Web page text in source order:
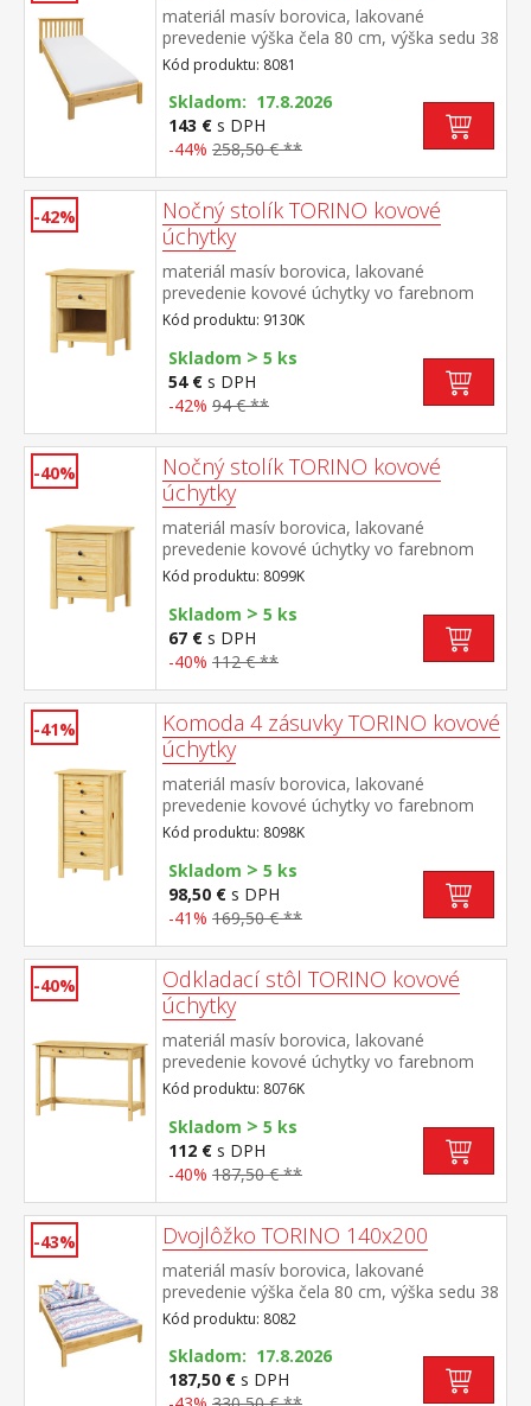
materiál masív borovica, lakované
prevedenie výška čela 80 cm, výška sedu 38
cm, cena bez roštu a matraca minimálna
odporúčaná výška matraca 15 cm
odporúčaný rozmer matraca 90 × 200 cm a
rošt R1 odporúčaná nosnosť do 120 kg
Kód produktu: 8081
Skladom: 17.8.2026
143 € s DPH
-44% 258,50 € **
-42%
Nočný stolík TORINO kovové
úchytky
materiál masív borovica, lakované
prevedenie kovové úchytky vo farebnom
prevedení černená mosadz jedna zásuvka s
kovovými pojazdmi
Kód produktu: 9130K
Skladom > 5 ks
54 € s DPH
-42% 94 € **
-40%
Nočný stolík TORINO kovové
úchytky
materiál masív borovica, lakované
prevedenie kovové úchytky vo farebnom
prevedení černená
mosadz 2 zásuvky s kovovými pojazdmi
Kód produktu: 8099K
Skladom > 5 ks
67 € s DPH
-40% 112 € **
-41%
Komoda 4 zásuvky TORINO kovové
úchytky
materiál masív borovica, lakované
prevedenie kovové úchytky vo farebnom
prevedení černená
mosadz 4 zásuvky s kovovými pojazdmi
Kód produktu: 8098K
Skladom > 5 ks
98,50 € s DPH
-41% 169,50 € **
-40%
Odkladací stôl TORINO kovové
úchytky
materiál masív borovica, lakované
prevedenie kovové úchytky vo farebnom
prevedení černená mosadz dve zásuvky s
kovovými pojazdmi
Kód produktu: 8076K
Skladom > 5 ks
112 € s DPH
-40% 187,50 € **
-43% Dvojlôžko TORINO 140x200
materiál masív borovica, lakované
prevedenie výška čela 80 cm, výška sedu 38
cm, cena bez roštu a matraca minimálna
odporúčaná výška matraca 15 cm
odporúčaný rozmer matraca 140 × 200 cm
a rošt R3 odporúčaná nosnosť do 120 kg
na každej polovici postele
Kód produktu: 8082
Skladom: 17.8.2026
187,50 € s DPH